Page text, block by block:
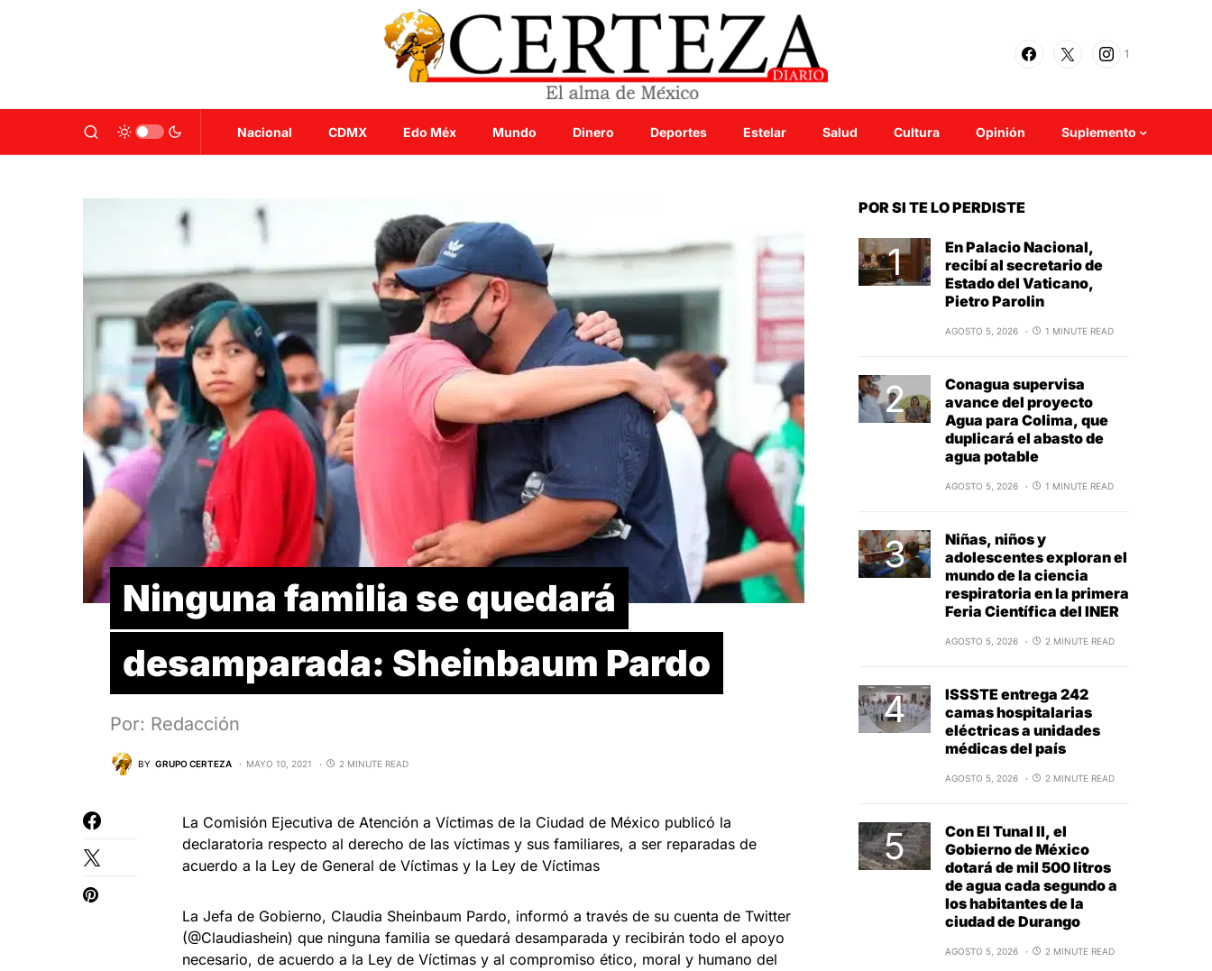
1
Nacional CDMX Edo Méx Mundo Dinero Deportes Estelar Salud Cultura Opinión Suplemento
Ninguna familia se quedará
desamparada: Sheinbaum Pardo
Por: Redacción
BY GRUPO CERTEZA MAYO 10, 2021 2 MINUTE READ
La Comisión Ejecutiva de Atención a Víctimas de la Ciudad de México publicó la
declaratoria respecto al derecho de las víctimas y sus familiares, a ser reparadas de
acuerdo a la Ley de General de Víctimas y la Ley de Víctimas
La Jefa de Gobierno, Claudia Sheinbaum Pardo, informó a través de su cuenta de Twitter
(@Claudiashein) que ninguna familia se quedará desamparada y recibirán todo el apoyo
necesario, de acuerdo a la Ley de Víctimas y al compromiso ético, moral y humano del
POR SI TE LO PERDISTE
En Palacio Nacional,
recibí al secretario de
Estado del Vaticano,
Pietro Parolin
AGOSTO 5, 2026 1 MINUTE READ
Conagua supervisa
avance del proyecto
Agua para Colima, que
duplicará el abasto de
agua potable
AGOSTO 5, 2026 1 MINUTE READ
Niñas, niños y
adolescentes exploran el
mundo de la ciencia
respiratoria en la primera
Feria Científica del INER
AGOSTO 5, 2026 2 MINUTE READ
ISSSTE entrega 242
camas hospitalarias
eléctricas a unidades
médicas del país
AGOSTO 5, 2026 2 MINUTE READ
Con El Tunal II, el
Gobierno de México
dotará de mil 500 litros
de agua cada segundo a
los habitantes de la
ciudad de Durango
AGOSTO 5, 2026 2 MINUTE READ